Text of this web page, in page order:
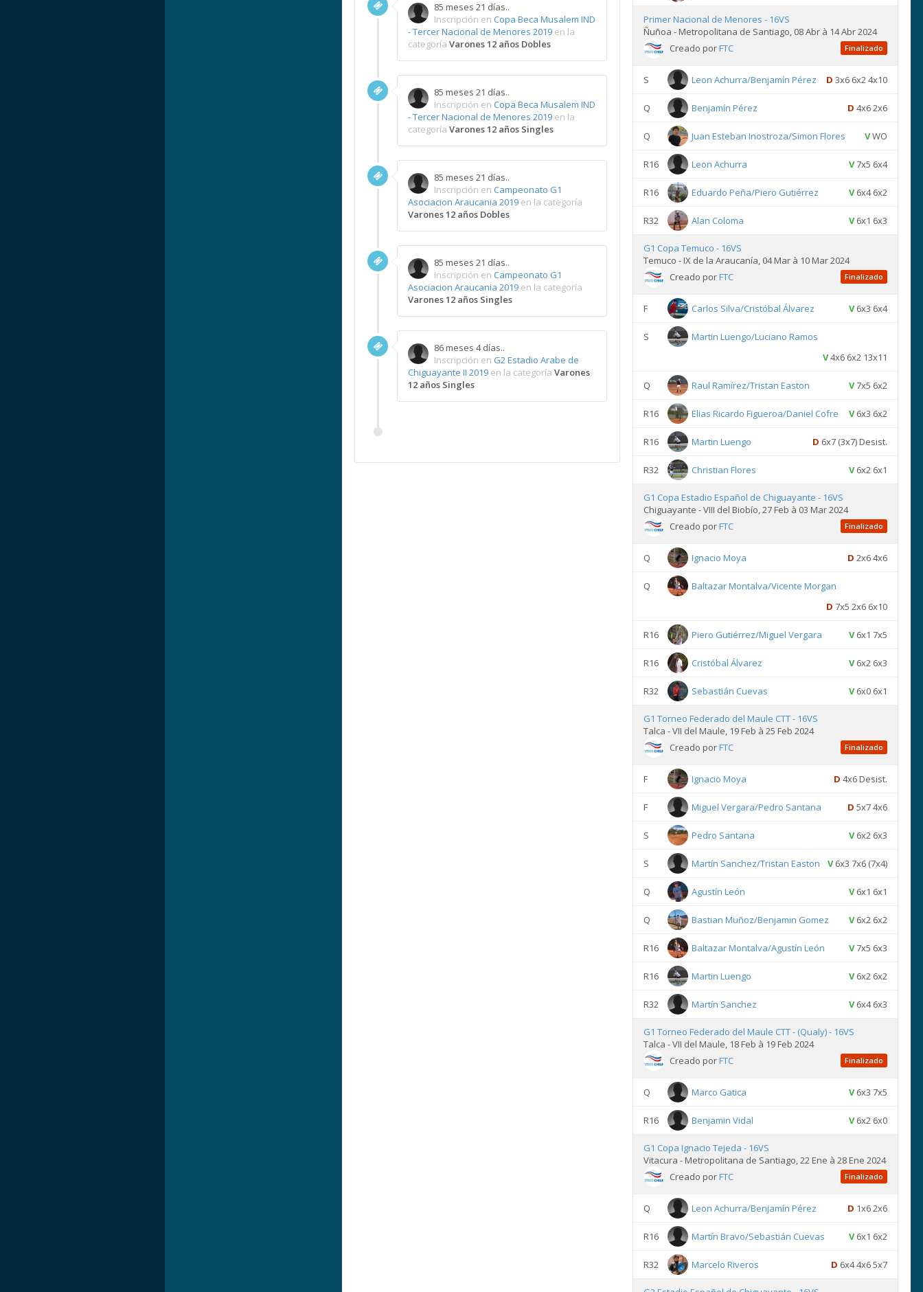
85 meses 21 días..
Inscripción en Copa Beca Musalem IND
- Tercer Nacional de Menores 2019 en la
categoría Varones 12 años Dobles
85 meses 21 días..
Inscripción en Copa Beca Musalem IND
- Tercer Nacional de Menores 2019 en la
categoría Varones 12 años Singles
85 meses 21 días..
Inscripción en Campeonato G1
Asociacion Araucania 2019 en la categoría
Varones 12 años Dobles
85 meses 21 días..
Inscripción en Campeonato G1
Asociacion Araucania 2019 en la categoría
Varones 12 años Singles
86 meses 4 días..
Inscripción en G2 Estadio Arabe de
Chiguayante II 2019 en la categoría Varones
12 años Singles
Primer Nacional de Menores - 16VS
Ñuñoa - Metropolitana de Santiago, 08 Abr à 14 Abr 2024
Creado porFTC Finalizado
S Leon Achurra/Benjamín Pérez D 3x6 6x2 4x10
Q Benjamín Pérez D 4x6 2x6
Q Juan Esteban Inostroza/Simon Flores VWO
R16 Leon Achurra V7x5 6x4
R16 Eduardo Peña/Piero Gutiérrez V6x4 6x2
R32 Alan Coloma V6x1 6x3
G1 Copa Temuco - 16VS
Temuco - IX de la Araucanía, 04 Mar à 10 Mar 2024
Creado porFTC Finalizado
F Carlos Silva/Cristóbal Álvarez V6x3 6x4
S
Martin Luengo/Luciano Ramos
V4x6 6x2 13x11
Q Raul Ramírez/Tristan Easton V7x5 6x2
R16 Elias Ricardo Figueroa/Daniel Cofre V6x3 6x2
R16 Martin Luengo D 6x7 (3x7) Desist.
R32 Christian Flores V6x2 6x1
G1 Copa Estadio Español de Chiguayante - 16VS
Chiguayante - VIII del Biobío, 27 Feb à 03 Mar 2024
Creado porFTC Finalizado
Q Ignacio Moya D 2x6 4x6
Q
Baltazar Montalva/Vicente Morgan
D 7x5 2x6 6x10
R16 Piero Gutiérrez/Miguel Vergara V6x1 7x5
R16 Cristóbal Álvarez V6x2 6x3
R32 Sebastián Cuevas V6x0 6x1
G1 Torneo Federado del Maule CTT - 16VS
Talca - VII del Maule, 19 Feb à 25 Feb 2024
Creado porFTC Finalizado
F Ignacio Moya D 4x6 Desist.
F Miguel Vergara/Pedro Santana D 5x7 4x6
S Pedro Santana V6x2 6x3
S Martín Sanchez/Tristan Easton V6x3 7x6 (7x4)
Q Agustín León V6x1 6x1
Q Bastian Muñoz/Benjamin Gomez V6x2 6x2
R16 Baltazar Montalva/Agustín León V7x5 6x3
R16 Martin Luengo V6x2 6x2
R32 Martín Sanchez V6x4 6x3
G1 Torneo Federado del Maule CTT - (Qualy) - 16VS
Talca - VII del Maule, 18 Feb à 19 Feb 2024
Creado porFTC Finalizado
Q Marco Gatica V6x3 7x5
R16 Benjamin Vidal V6x2 6x0
G1 Copa Ignacio Tejeda - 16VS
Vitacura - Metropolitana de Santiago, 22 Ene à 28 Ene 2024
Creado porFTC Finalizado
Q Leon Achurra/Benjamín Pérez D 1x6 2x6
R16 Martín Bravo/Sebastián Cuevas V6x1 6x2
R32 Marcelo Riveros D 6x4 4x6 5x7